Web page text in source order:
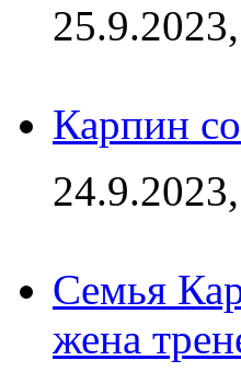
Карпин
Семья
жена